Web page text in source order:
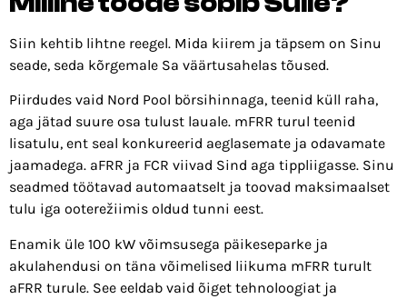
Siin kehtib lihtne reegel. Mida kiirem ja täpsem on Sinu
seade, seda kõrgemale Sa väärtusahelas tõused.
Piirdudes vaid Nord Pool börsihinnaga, teenid küll raha,
aga jätad suure osa tulust lauale. mFRR turul teenid
lisatulu, ent seal konkureerid aeglasemate ja odavamate
jaamadega. aFRR ja FCR viivad Sind aga tippliigasse. Sinu
seadmed töötavad automaatselt ja toovad maksimaalset
tulu iga ooterežiimis oldud tunni eest.
Enamik üle 100 kW võimsusega päikeseparke ja
akulahendusi on täna võimelised liikuma mFRR turult
aFRR turule. See eeldab vaid õiget tehnoloogiat ja